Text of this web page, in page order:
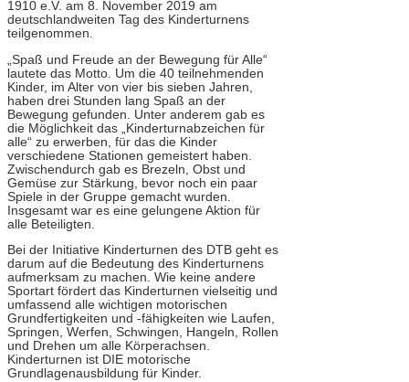
1910 e.V. am 8. November 2019 am
deutschlandweiten Tag des Kinderturnens
teilgenommen.
„Spaß und Freude an der Bewegung für Alle“
lautete das Motto. Um die 40 teilnehmenden
Kinder, im Alter von vier bis sieben Jahren,
haben drei Stunden lang Spaß an der
Bewegung gefunden. Unter anderem gab es
die Möglichkeit das „Kinderturnabzeichen für
alle“ zu erwerben, für das die Kinder
verschiedene Stationen gemeistert haben.
Zwischendurch gab es Brezeln, Obst und
Gemüse zur Stärkung, bevor noch ein paar
Spiele in der Gruppe gemacht wurden.
Insgesamt war es eine gelungene Aktion für
alle Beteiligten.
Bei der Initiative Kinderturnen des DTB geht es
darum auf die Bedeutung des Kinderturnens
aufmerksam zu machen. Wie keine andere
Sportart fördert das Kinderturnen vielseitig und
umfassend alle wichtigen motorischen
Grundfertigkeiten und -fähigkeiten wie Laufen,
Springen, Werfen, Schwingen, Hangeln, Rollen
und Drehen um alle Körperachsen.
Kinderturnen ist DIE motorische
Grundlagenausbildung für Kinder.